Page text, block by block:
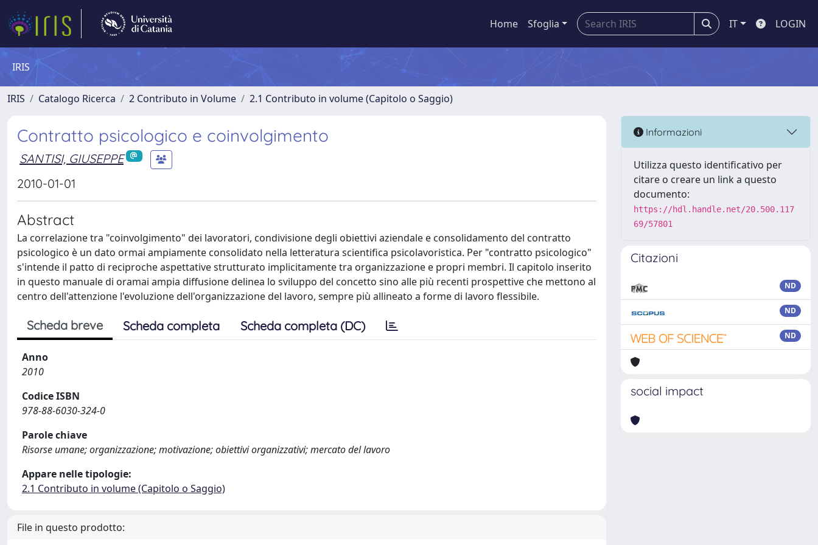
Home Sfoglia IT LOGIN
IRIS
IRIS Catalogo Ricerca 2 Contributo in Volume 2.1 Contributo in volume (Capitolo o Saggio)
Contratto psicologico e coinvolgimento
SANTISI, GIUSEPPE
2010-01-01
Abstract
La correlazione tra "coinvolgimento" dei lavoratori, condivisione degli obiettivi aziendale e consolidamento del contratto
psicologico è un dato ormai ampiamente consolidato nella letteratura scientifica psicolavoristica. Per "contratto psicologico"
s'intende il patto di reciproche aspettative strutturato implicitamente tra organizzazione e propri membri. Il capitolo inserito
in questo manuale di oramai ampia diffusione delinea lo sviluppo del concetto sino alle più recenti prospettive che mettono al
centro dell'attenzione l'evoluzione dell'organizzazione del lavoro, sempre più allineato a forme di lavoro flessibile.
Scheda breve Scheda completa Scheda completa (DC)
Anno
2010
Codice ISBN
978-88-6030-324-0
Parole chiave
Risorse umane; organizzazione; motivazione; obiettivi organizzativi; mercato del lavoro
Appare nelle tipologie:
2.1 Contributo in volume (Capitolo o Saggio)
File in questo prodotto:
Informazioni
Utilizza questo identificativo per
citare o creare un link a questo
documento:
https://hdl.handle.net/20.500.117
69/57801
Citazioni
ND
ND
ND
social impact